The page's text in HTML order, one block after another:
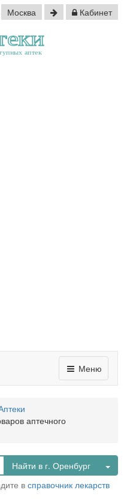
Москва Кабинет
Меню
аптечного
Найти в г. Оренбург
в справочник лекарств